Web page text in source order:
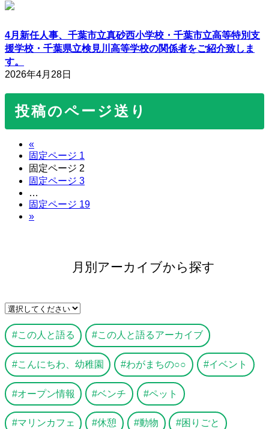
4月新任人事、千葉市立真砂西小学校・千葉市立高等特別支
援学校・千葉県立検見川高等学校の関係者をご紹介致しま
す。
2026年4月28日
投稿のページ送り
«
固定ページ 1
固定ページ 2
固定ページ 3
…
固定ページ 19
»
月別アーカイブから探す
この人と語る この人と語るアーカイブ
こんにちわ、幼稚園 わがまちの○○ イベント
オープン情報 ベンチ ペット
マリンカフェ 休憩 動物 困りごと